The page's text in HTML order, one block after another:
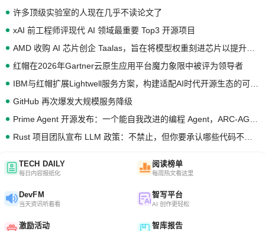
许多顶级实验室的人现在几乎不读论文了
xAI 前工程师评现代 AI 领域最重要 Top3 开源项目
红帽在2026年Gartner云原生应用平台魔力象限中被评为领导者
GitHub 再次爆发大规模服务降级
TECH DAILY
每日内容报纸化
阅读榜单
每周热文看这里
DevFM
当天资讯听着看
智写平台
AI 创作更轻松
激励活动 智库报告